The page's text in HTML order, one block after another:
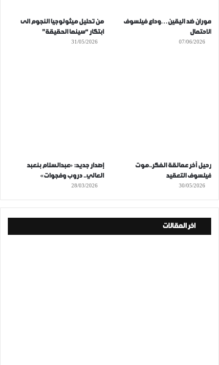
موران ضد اليقين…وداع فيلسوف
الاحتمال
07/06/2026
من تحليل ميثولوجيا النجوم الى
ابتكار “سينما الحقيقة”
31/05/2026
رحيل آخر عمالقة الفكر..موت
فيلسوف التعقيد
30/05/2026
إصدار جديد: «عبدالسلام بنعبد
العالي.. دروب وفجوات»
28/03/2026
اخر المقالات